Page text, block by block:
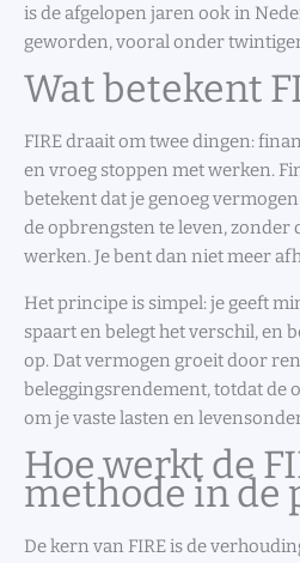
is de afgelopen jaren ook in
geworden, vooral onder
Wat betekent
FIRE draait om twee dingen:
en vroeg stoppen met werken.
betekent dat je genoeg
de opbrengsten te leven, zonder
werken. Je bent dan niet meer
Het principe is simpel: je geeft
spaart en belegt het verschil, en
op. Dat vermogen groeit door
beleggingsrendement, totdat de
om je vaste lasten en
Hoe werkt de
methode in de
De kern van FIRE is de